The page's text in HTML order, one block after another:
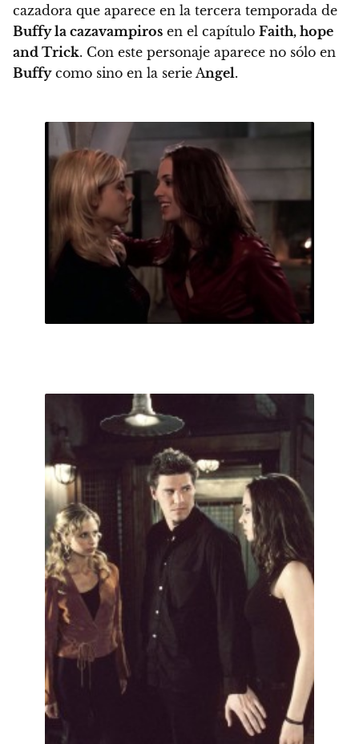
cazadora que aparece en la tercera temporada de
Buffy la cazavampiros en el capítulo Faith, hope
and Trick. Con este personaje aparece no sólo en
Buffycomo sino en la serie Angel.